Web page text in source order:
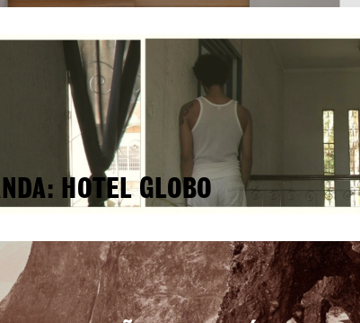
HOTEL GLOBO